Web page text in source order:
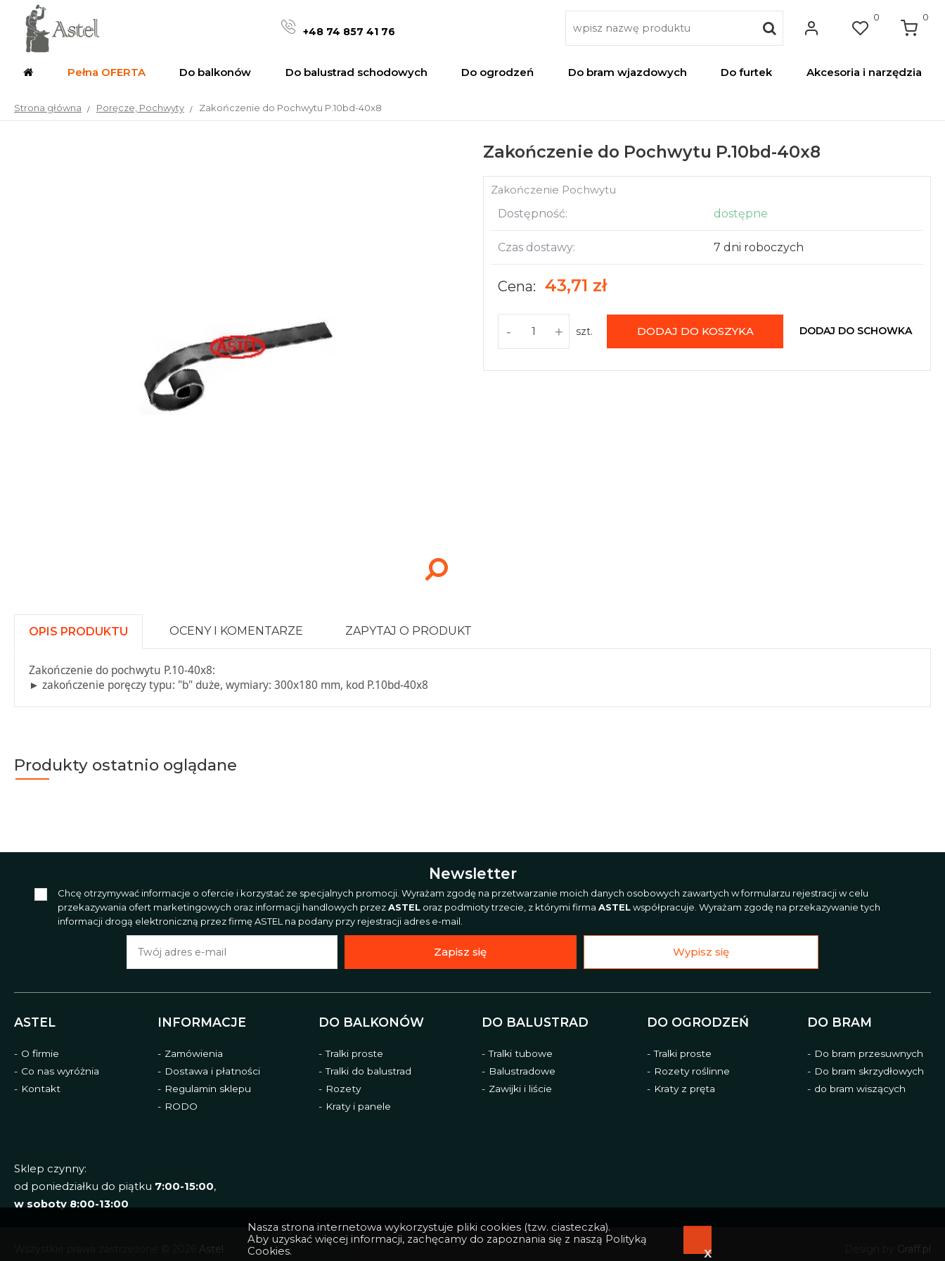
+48 74 857 41 76
0 0
Pełna OFERTA Do balkonów Do balustrad schodowych Do ogrodzeń Do bram wjazdowych Do furtek Akcesoria i narzędzia
Strona główna Poręcze, Pochwyty Zakończenie do Pochwytu P.10bd-40x8
Zakończenie do Pochwytu P.10bd-40x8
Zakończenie Pochwytu
Dostępność: dostępne
Czas dostawy: 7 dni roboczych
Cena: 43,71 zł
- + szt. DODAJ DO KOSZYKA DODAJ DO SCHOWKA
OPIS PRODUKTU OCENY I KOMENTARZE ZAPYTAJ O PRODUKT
Zakończenie do pochwytu P.10-40x8:
► zakończenie poręczy typu: "b" duże, wymiary: 300x180 mm, kod P.10bd-40x8
Produkty ostatnio oglądane
ASTEL
O firmie
Co nas wyróżnia
Kontakt
INFORMACJE
Zamówienia
Dostawa i płatności
Regulamin sklepu
RODO
DO BALKONÓW
Tralki proste
Tralki do balustrad
Rozety
Kraty i panele
DO BALUSTRAD
Tralki tubowe
Balustradowe
Zawijki i liście
DO OGRODZEŃ
Tralki proste
Rozety roślinne
Kraty z pręta
DO BRAM
Do bram przesuwnych
Do bram skrzydłowych
do bram wiszących
Sklep czynny:
od poniedziałku do piątku 7:00-15:00,
w soboty 8:00-13:00
Newsletter
Chcę otrzymywać informacje o ofercie i korzystać ze specjalnych promocji. Wyrażam zgodę na przetwarzanie moich danych osobowych zawartych w formularzu rejestracji w celu
przekazywania ofert marketingowych oraz informacji handlowych przezASTEL oraz podmioty trzecie, z którymi firma ASTELwspółpracuje. Wyrażam zgodę na przekazywanie tych
informacji drogą elektroniczną przez firmę ASTEL na podany przy rejestracji adres e-mail.
Zapisz się Wypisz się
Astel Graff.pl
Nasza strona internetowa wykorzystuje pliki cookies (tzw. ciasteczka).
Aby uzyskać więcej informacji, zachęcamy do zapoznania się z naszą Polityką
Cookies.